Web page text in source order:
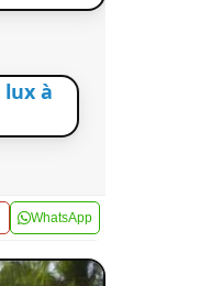
lux à
WhatsApp